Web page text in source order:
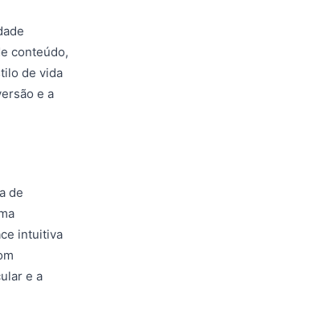
conteúdo,
de vida
e a
de
intuitiva
e a